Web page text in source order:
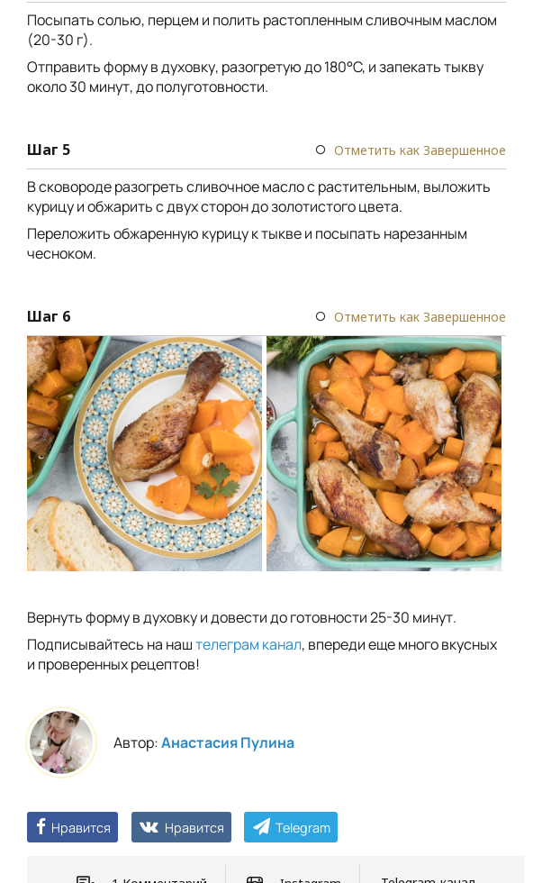
Посыпать солью, перцем и полить растопленным сливочным маслом
(20-30 г).
Отправить форму в духовку, разогретую до 180°C, и запекать тыкву
около 30 минут, до полуготовности.
Шаг 5 Отметить как Завершенное
В сковороде разогреть сливочное масло с растительным, выложить
курицу и обжарить с двух сторон до золотистого цвета.
Переложить обжаренную курицу к тыкве и посыпать нарезанным
чесноком.
Шаг 6 Отметить как Завершенное
Вернуть форму в духовку и довести до готовности 25-30 минут.
Подписывайтесь на наштелеграм канал, впереди еще много вкусных
и проверенных рецептов!
Автор:Анастасия Пулина
Нравится Нравится Telegram